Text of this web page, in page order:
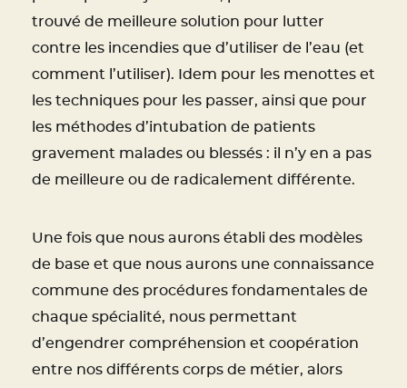
trouvé de meilleure solution pour lutter
contre les incendies que d’utiliser de l’eau (et
comment l’utiliser). Idem pour les menottes et
les techniques pour les passer, ainsi que pour
les méthodes d’intubation de patients
gravement malades ou blessés : il n’y en a pas
de meilleure ou de radicalement différente.
Une fois que nous aurons établi des modèles
de base et que nous aurons une connaissance
commune des procédures fondamentales de
chaque spécialité, nous permettant
d’engendrer compréhension et coopération
entre nos différents corps de métier, alors